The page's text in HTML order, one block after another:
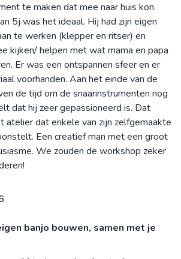
te maken dat mee naar huis kon.
5j was het ideaal. Hij had zijn eigen
te werken (klepper en ritser) en
kijken/ helpen met wat mama en papa
Er was een ontspannen sfeer en er
voorhanden. Aan het einde van de
de tijd om de snaarinstrumenten nog
dat hij zeer gepassioneerd is. Dat
atelier dat enkele van zijn zelfgemaakte
Een creatief man met een groot
We zouden de workshop zeker
banjo bouwen, samen met je